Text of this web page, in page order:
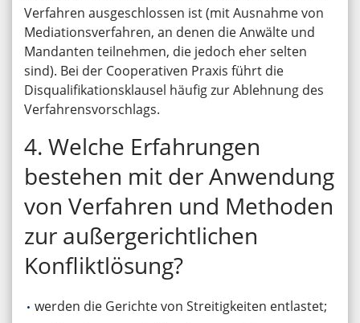
Verfahren ausgeschlossen ist (mit Ausnahme von
Mediationsverfahren, an denen die Anwälte und
Mandanten teilnehmen, die jedoch eher selten
sind). Bei der Cooperativen Praxis führt die
Disqualifikationsklausel häufig zur Ablehnung des
Verfahrensvorschlags.
4. Welche Erfahrungen
bestehen mit der Anwendung
von Verfahren und Methoden
zur außergerichtlichen
Konfliktlösung?
werden die Gerichte von Streitigkeiten entlastet;